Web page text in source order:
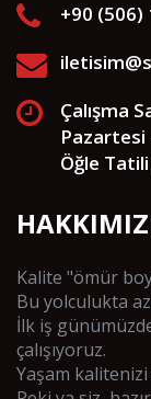
+90 (506)
Çalışma
Pazartesi
Öğle
Kalite "ömür
Bu yolculukta
İlk iş
çalışıyoruz.
Yaşam kalitenizi